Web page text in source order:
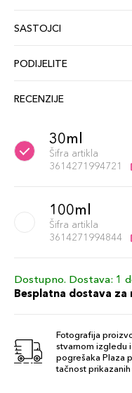
SASTOJCI
PODIJELITE
RECENZIJE
30ml
Šifra artikla
3614271994721
100ml
Šifra artikla
3614271994844
Dostupno. Dostava: 1
Besplatna dostava
Fotografija
stvarnom izgledu
pogrešaka Plaza
tačnost